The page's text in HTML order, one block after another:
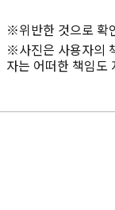
※위반한 것으로 확
※사진은 사용자의
자는 어떠한 책임도